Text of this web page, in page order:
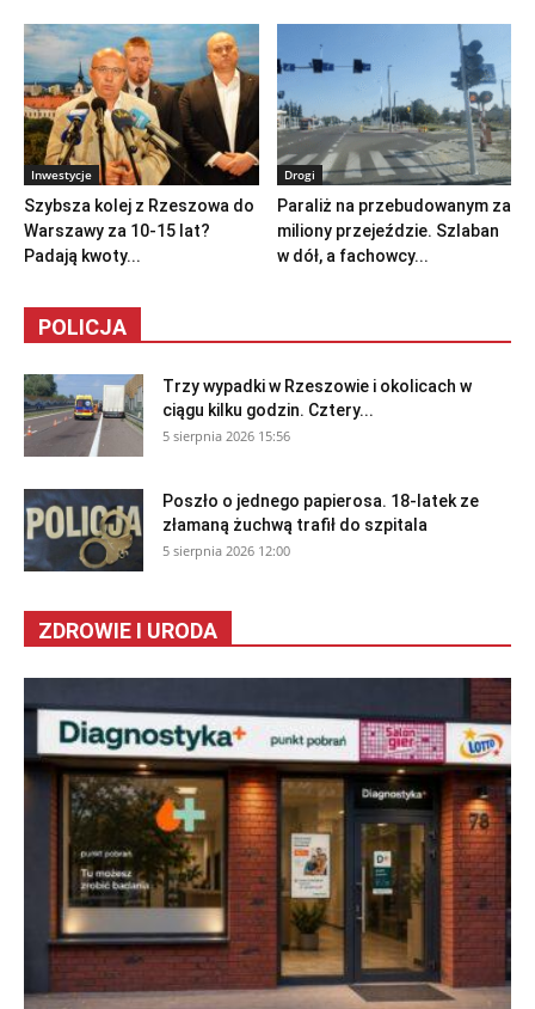
Inwestycje
Szybsza kolej z Rzeszowa do
Warszawy za 10-15 lat?
Padają kwoty...
Drogi
Paraliż na przebudowanym za
miliony przejeździe. Szlaban
w dół, a fachowcy...
POLICJA
Trzy wypadki w Rzeszowie i okolicach w
ciągu kilku godzin. Cztery...
5 sierpnia 2026 15:56
Poszło o jednego papierosa. 18-latek ze
złamaną żuchwą trafił do szpitala
5 sierpnia 2026 12:00
ZDROWIE I URODA